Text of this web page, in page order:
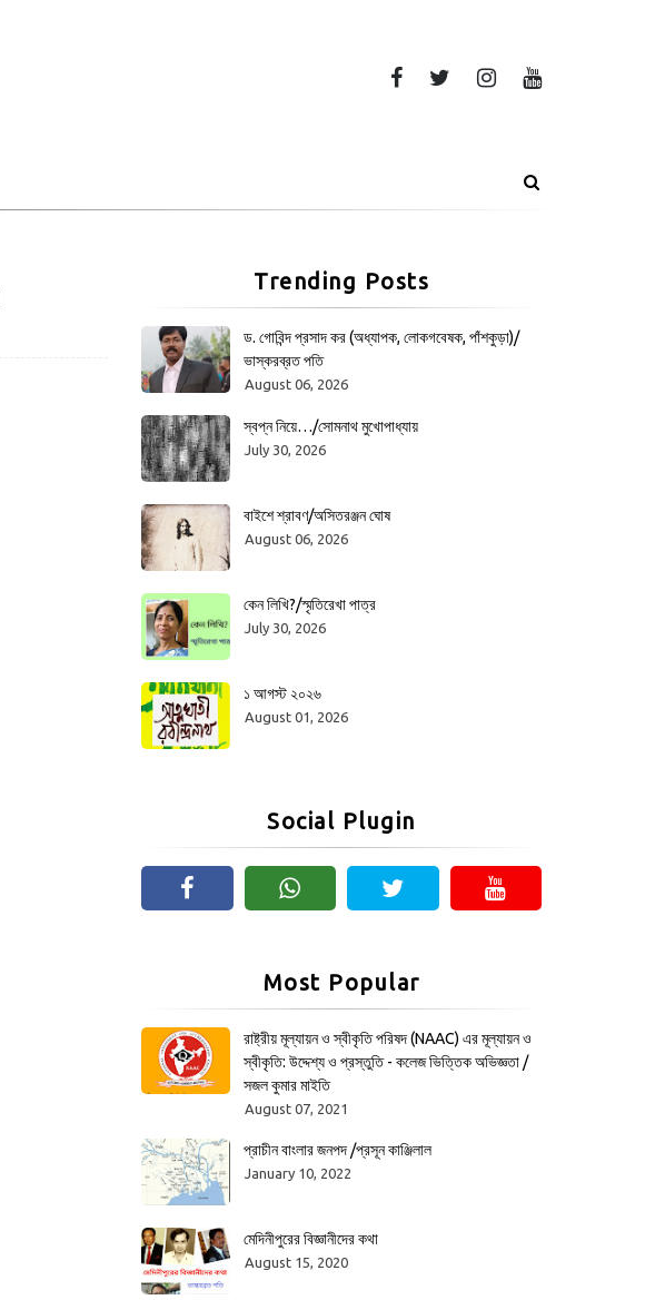
Trending Posts
ড. গোবিন্দ প্রসাদ কর (অধ্যাপক, লোকগবেষক, পাঁশকুড়া)/
ভাস্করব্রত পতি
August 06, 2026
স্বপ্ন নিয়ে…/সোমনাথ মুখোপাধ্যায়
July 30, 2026
বাইশে শ্রাবণ/অসিতরঞ্জন ঘোষ
August 06, 2026
কেন লিখি?/স্মৃতিরেখা পাত্র
July 30, 2026
১ আগস্ট ২০২৬
August 01, 2026
Social Plugin
Most Popular
রাষ্ট্রীয় মূল্যায়ন ও স্বীকৃতি পরিষদ (NAAC) এর মূল্যায়ন ও
স্বীকৃতি: উদ্দেশ্য ও প্রস্তুতি - কলেজ ভিত্তিক অভিজ্ঞতা /
সজল কুমার মাইতি
August 07, 2021
প্রাচীন বাংলার জনপদ /প্রসূন কাঞ্জিলাল
January 10, 2022
মেদিনীপুরের বিজ্ঞানীদের কথা
August 15, 2020